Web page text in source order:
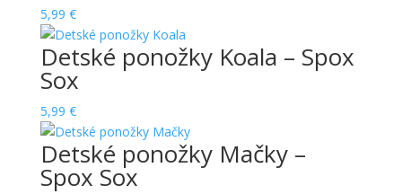
5,99 €
Detské ponožky Koala – Spox
Sox
5,99 €
Detské ponožky Mačky –
Spox Sox